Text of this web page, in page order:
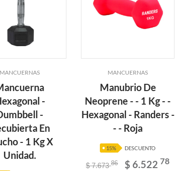
MANCUERNAS
-
-
En
- 1 Kg X
Unidad.
MANCUERNAS
Manubrio De
Neoprene - - 1 Kg - -
Hexagonal - Randers -
- - Roja
15% DESCUENTO
$ 7.67386 $ 6.522 78